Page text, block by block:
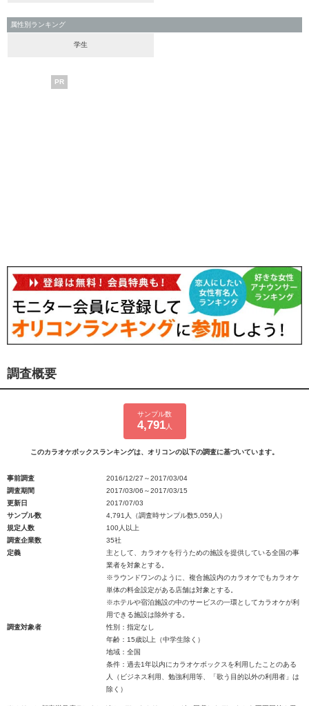
属性別ランキング
学生
PR
調査概要
サンプル数
4,791人
このカラオケボックスランキングは、オリコンの以下の調査に基づいています。
事前調査
2016/12/27～2017/03/04
調査期間
2017/03/06～2017/03/15
更新日
2017/07/03
サンプル数
4,791人（調査時サンプル数5,059人）
規定人数
100人以上
調査企業数
35社
定義
主として、カラオケを行うための施設を提供している全国の事
業者を対象とする。
※ラウンドワンのように、複合施設内のカラオケでもカラオケ
単体の料金設定がある店舗は対象とする。
※ホテルや宿泊施設の中のサービスの一環としてカラオケが利
用できる施設は除外する。
調査対象者
性別：指定なし
年齢：15歳以上（中学生除く）
地域：全国
条件：過去1年以内にカラオケボックスを利用したことのある
人（ビジネス利用、勉強利用等、「歌う目的以外の利用者」は
除く）